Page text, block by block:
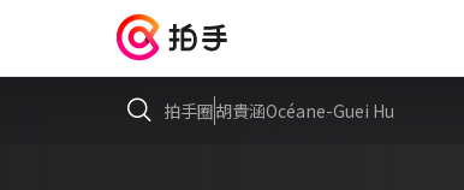
拍手圈胡貴涵Océane-Guei Hu